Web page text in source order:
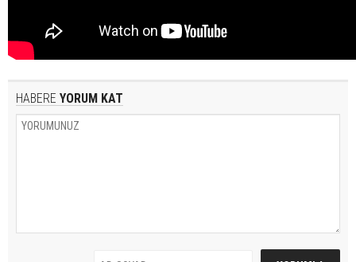
HABERE YORUM KAT